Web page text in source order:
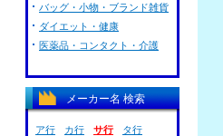
バッグ・小物・ブランド雑貨
ダイエット・健康
医薬品・コンタクト・介護
メーカー名 検索
ア行 カ行 サ行 タ行